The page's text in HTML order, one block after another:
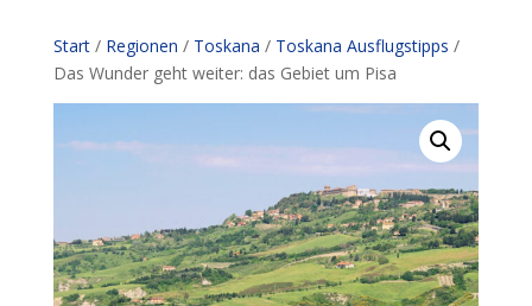
Start/ Regionen / Toskana / Toskana Ausflugstipps /
Das Wunder geht weiter: das Gebiet um Pisa